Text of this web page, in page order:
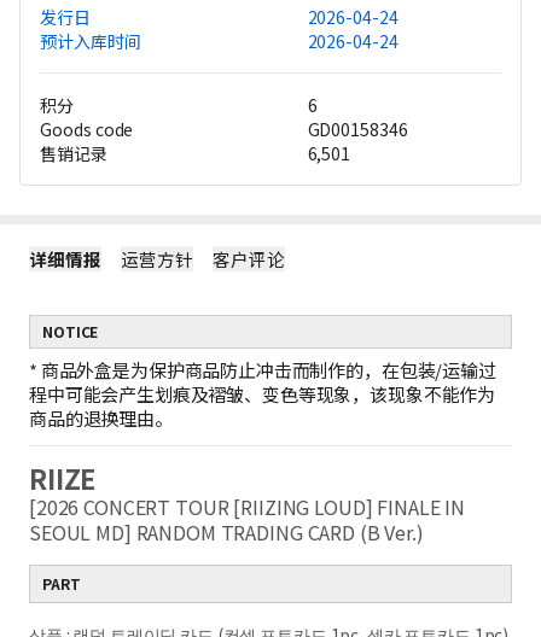
发行日
2026-04-24
预计入库时间
2026-04-24
积分
6
Goods code
GD00158346
售销记录
6,501
详细情报 运营方针 客户评论
NOTICE
* 商品外盒是为保护商品防止冲击而制作的，在包装/运输过
程中可能会产生划痕及褶皱、变色等现象，该现象不能作为
商品的退换理由。
RIIZE
[2026 CONCERT TOUR [RIIZING LOUD] FINALE IN
SEOUL MD] RANDOM TRADING CARD (B Ver.)
PART